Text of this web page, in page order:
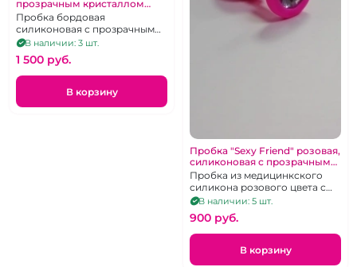
прозрачным кристаллом
Красное Вино
Пробка бордовая
силиконовая с прозрачным
кристаллом размер S
В наличии: 3 шт.
1 500 pуб.
В корзину
Пробка "Sexy Friend" розовая,
силиконовая с прозрачным
светло-сиреневым
Пробка из медицинкского
силикона розового цвета с
прозрачным кристаллом.
В наличии: 5 шт.
900 pуб.
В корзину